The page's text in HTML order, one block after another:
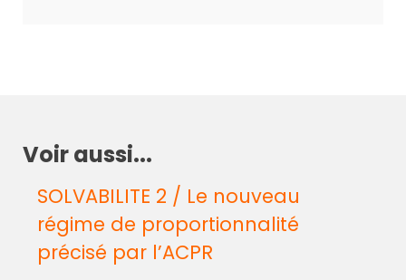
Voir aussi...
SOLVABILITE 2 / Le nouveau
régime de proportionnalité
précisé par l’ACPR